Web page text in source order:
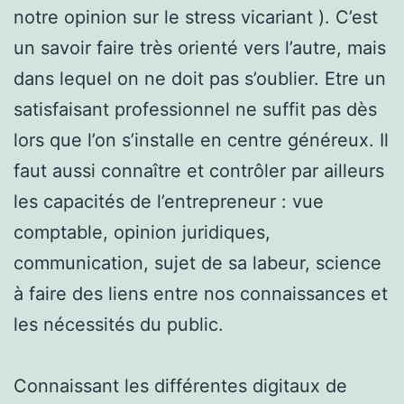
notre opinion sur le stress vicariant ). C’est
un savoir faire très orienté vers l’autre, mais
dans lequel on ne doit pas s’oublier. Etre un
satisfaisant professionnel ne suffit pas dès
lors que l’on s’installe en centre généreux. Il
faut aussi connaître et contrôler par ailleurs
les capacités de l’entrepreneur : vue
comptable, opinion juridiques,
communication, sujet de sa labeur, science
à faire des liens entre nos connaissances et
les nécessités du public.
Connaissant les différentes digitaux de